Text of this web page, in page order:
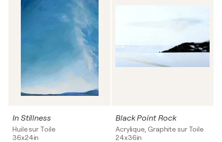
In Stillness
Huile sur Toile
36x24in
Black Point Rock
Acrylique, Graphite sur Toile
24x36in